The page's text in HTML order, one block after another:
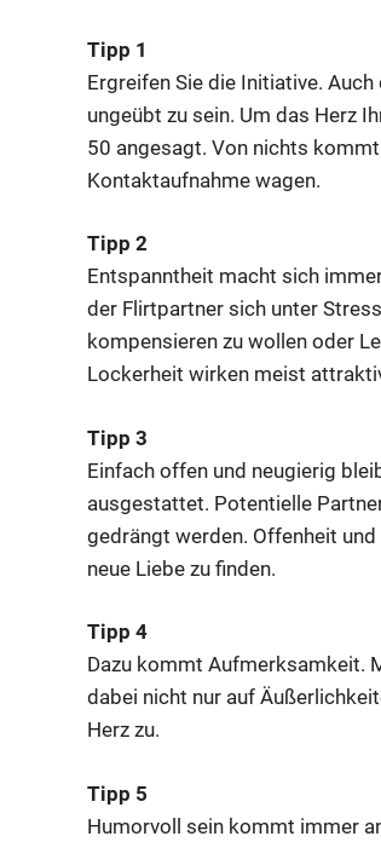
Tipp 1
Ergreifen Sie die Initiative.
ungeübt zu sein. Um das Herz
50 angesagt. Von nichts
Kontaktaufnahme wagen.
Tipp 2
Entspanntheit macht sich
der Flirtpartner sich unter
kompensieren zu wollen oder
Lockerheit wirken meist
Tipp 3
Einfach offen und neugierig
ausgestattet. Potentielle
gedrängt werden. Offenheit
neue Liebe zu finden.
Tipp 4
Dazu kommt Aufmerksamkeit.
dabei nicht nur auf
Herz zu.
Tipp 5
Humorvoll sein kommt immer